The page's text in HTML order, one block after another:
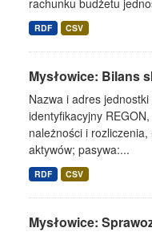
rachunku budżetu
RDF CSV
Mysłowice: Bilans
Nazwa i adres
identyfikacyjny
należności i
aktywów; pasywa:...
RDF CSV
Mysłowice: